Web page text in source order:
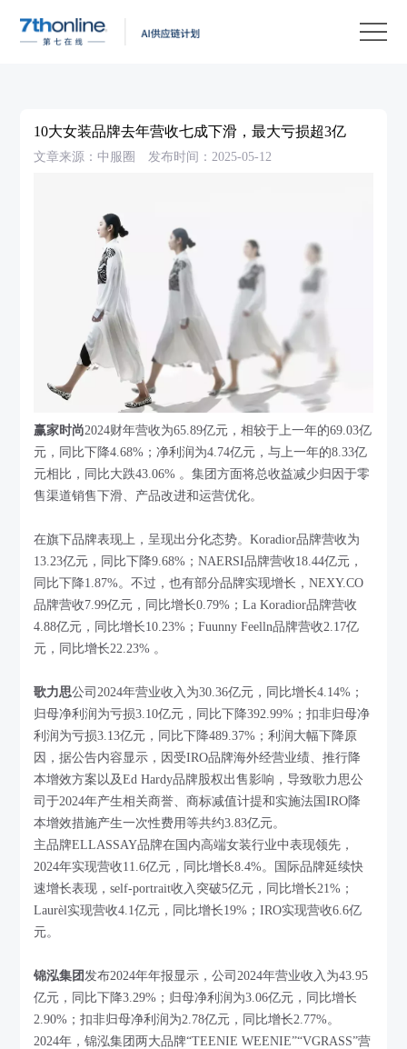
10大女装品牌去年营收七成下滑，最大亏损超3亿
文章来源：中服圈 发布时间：2025-05-12
赢家时尚2024财年营收为65.89亿元，相较于上一年的69.03亿
元，同比下降4.68%；净利润为4.74亿元，与上一年的8.33亿
元相比，同比大跌43.06% 。集团方面将总收益减少归因于零
售渠道销售下滑、产品改进和运营优化。
在旗下品牌表现上，呈现出分化态势。Koradior品牌营收为
13.23亿元，同比下降9.68%；NAERSI品牌营收18.44亿元，
同比下降1.87%。不过，也有部分品牌实现增长，NEXY.CO
品牌营收7.99亿元，同比增长0.79%；La Koradior品牌营收
4.88亿元，同比增长10.23%；Fuunny Feelln品牌营收2.17亿
元，同比增长22.23% 。
歌力思公司2024年营业收入为30.36亿元，同比增长4.14%；
归母净利润为亏损3.10亿元，同比下降392.99%；扣非归母净
利润为亏损3.13亿元，同比下降489.37%；利润大幅下降原
因，据公告内容显示，因受IRO品牌海外经营业绩、推行降
本增效方案以及Ed Hardy品牌股权出售影响，导致歌力思公
司于2024年产生相关商誉、商标减值计提和实施法国IRO降
本增效措施产生一次性费用等共约3.83亿元。
主品牌ELLASSAY品牌在国内高端女装行业中表现领先，
2024年实现营收11.6亿元，同比增长8.4%。国际品牌延续快
速增长表现，self-portrait收入突破5亿元，同比增长21%；
Laurèl实现营收4.1亿元，同比增长19%；IRO实现营收6.6亿
元。
锦泓集团 发布2024年年报显示，公司2024年营业收入为43.95
亿元，同比下降3.29%；归母净利润为3.06亿元，同比增长
2.90%；扣非归母净利润为2.78亿元，同比增长2.77%。
2024年，锦泓集团两大品牌“TEENIE WEENIE”“VGRASS”营